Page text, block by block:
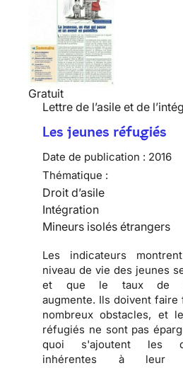
Gratuit
Lettre de l’asile et de
Les jeunes réfugiés
Date de publication : 2016
Thématique :
Droit d’asile
Intégration
Mineurs isolés étrangers
Les indicateurs
niveau de vie des jeunes
et que le taux de
augmente. Ils doivent faire
nombreux obstacles, et
réfugiés ne sont pas
quoi s'ajoutent les
inhérentes à leur